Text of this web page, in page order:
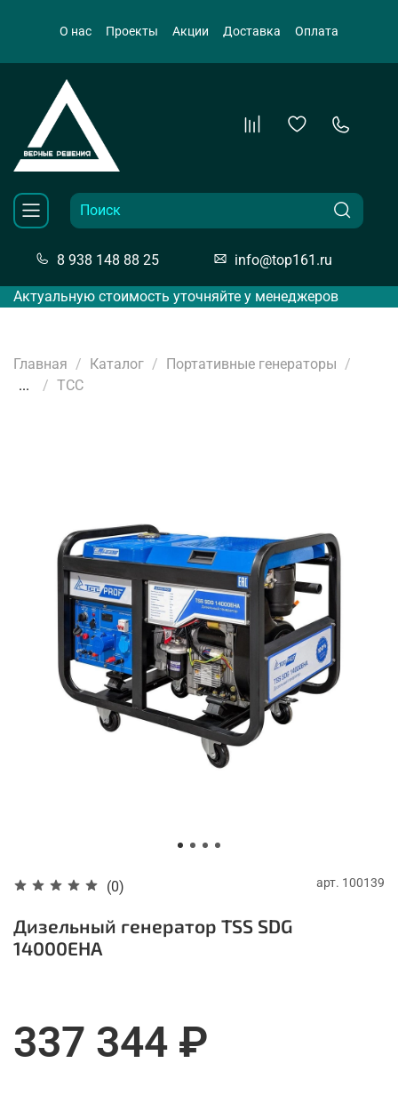
О нас Проекты Акции Доставка Оплата
8 938 148 88 25 info@top161.ru
Актуальную стоимость уточняйте у менеджеров
Главная Каталог
Портативные генераторы
...
ТСС
(0) арт. 100139
Дизельный генератор TSS SDG
14000EHA
337 344 ₽